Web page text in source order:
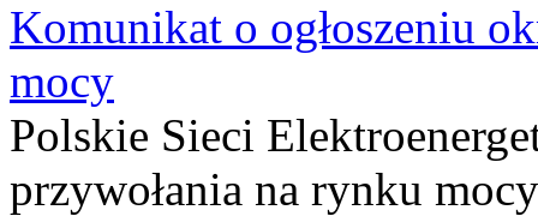
Komunikat o ogłoszeniu
mocy
Polskie Sieci
przywołania na rynku